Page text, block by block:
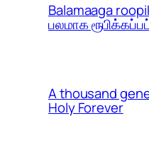
Balamaaga
பலமாக
A thousand
Holy Forever